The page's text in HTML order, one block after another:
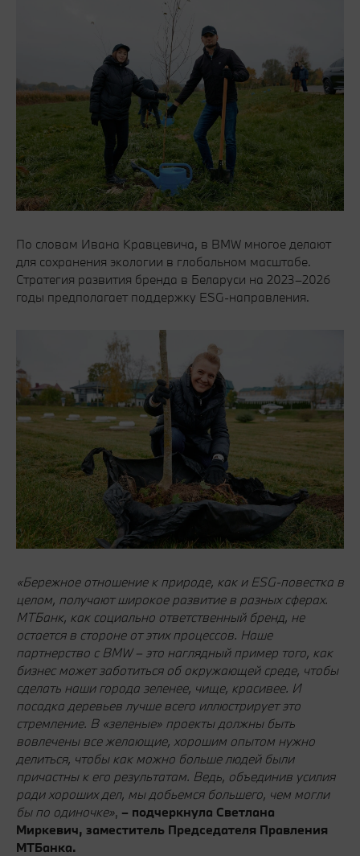
По словам Ивана Кравцевича, в BMW многое делают
для сохранения экологии в глобальном масштабе.
Стратегия развития бренда в Беларуси на 2023–2026
годы предполагает поддержку ESG-направления.
«Бережное отношение к природе, как и ESG-повестка в
целом, получают широкое развитие в разных сферах.
МТБанк, как социально ответственный бренд, не
остается в стороне от этих процессов. Наше
партнерство с BMW – это наглядный пример того, как
бизнес может заботиться об окружающей среде, чтобы
сделать наши города зеленее, чище, красивее. И
посадка деревьев лучше всего иллюстрирует это
стремление. В «зеленые» проекты должны быть
вовлечены все желающие, хорошим опытом нужно
делиться, чтобы как можно больше людей были
причастны к его результатам. Ведь, объединив усилия
ради хороших дел, мы добьемся большего, чем могли
бы по одиночке», – подчеркнула Светлана
Миркевич, заместитель Председателя Правления
МТБанка.